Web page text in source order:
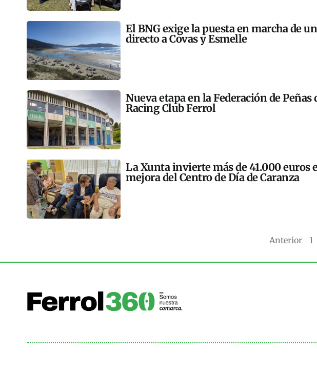
El BNG exige la puesta en marcha de
directo a Covas y Esmelle
Nueva etapa en la Federación de Peñas
Racing Club Ferrol
La Xunta invierte más de 41.000 euros
mejora del Centro de Día de Caranza
Anterior 1